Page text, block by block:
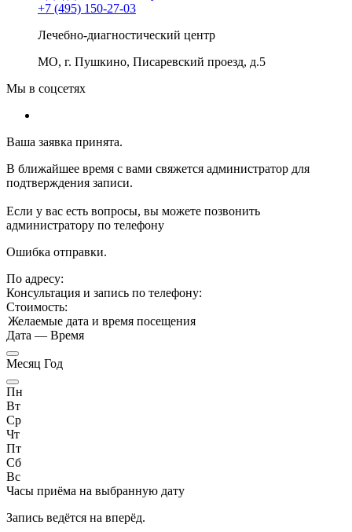
+7 (495) 150-27-03
Лечебно-диагностический центр
МО, г. Пушкино, Писаревский проезд, д.5
Мы в соцсетях
Ваша заявка принята.
В ближайшее время с вами свяжется администратор для
подтверждения записи.
Если у вас есть вопросы, вы можете позвонить
администратору по телефону
Ошибка отправки.
По адресу:
Консультация и запись по телефону:
Стоимость:
Желаемые дата и время посещения
Дата — Время
Месяц Год
Пн
Вт
Ср
Чт
Пт
Сб
Вс
Часы приёма на выбранную дату
Запись ведётся на вперёд.